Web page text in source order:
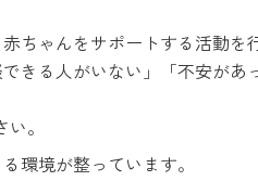
ちゃんをサポートする活動を
きる人がいない」「不安があ
。
環境が整っています。